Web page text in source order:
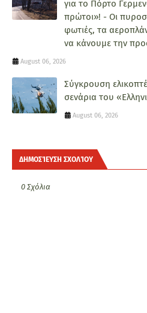
για το Πόρτο
πρώτοι»! - Οι
φωτιές, τα
να κάνουμε την
August 06, 2026
Σύγκρουση
σενάρια του
August 06, 2026
ΔΗΜΟΣΊΕΥΣΗ ΣΧΟΛΊΟΥ
0 Σχόλια